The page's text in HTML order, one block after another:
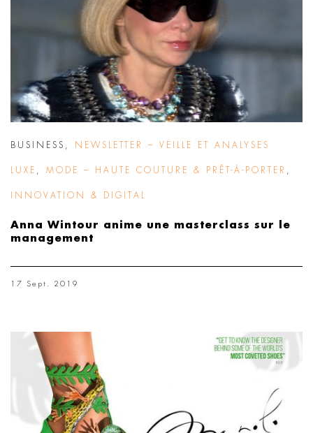
BUSINESS NEWSLETTER – VEILLE ET ANALYSES
LUXE MODE – HAUTE COUTURE & PRÊT-À-PORTER
INNOVATION & DIGITAL
Anna Wintour anime une masterclass sur le
management
17 Sept. 2019